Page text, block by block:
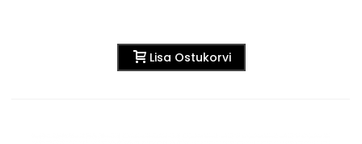
Lisa Ostukorvi